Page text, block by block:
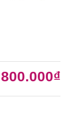
800.000₫